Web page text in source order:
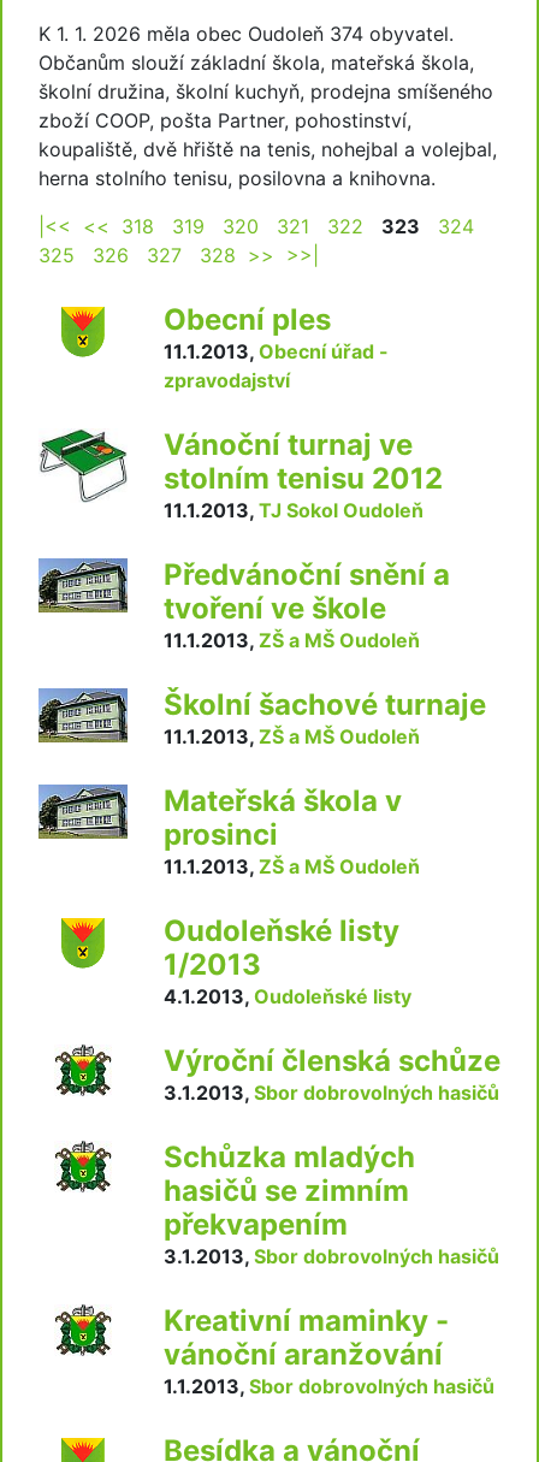
K 1. 1. 2026 měla obec Oudoleň 374 obyvatel.
Občanům slouží základní škola, mateřská škola,
školní družina, školní kuchyň, prodejna smíšeného
zboží COOP, pošta Partner, pohostinství,
koupaliště, dvě hřiště na tenis, nohejbal a volejbal,
herna stolního tenisu, posilovna a knihovna.
|<<
<< 318 319 320 321 322 323
324
325
326 327 328 >> >>|
Obecní ples
11.1.2013, Obecní úřad -
zpravodajství
Vánoční turnaj ve
stolním tenisu 2012
11.1.2013, TJ Sokol Oudoleň
Předvánoční snění a
tvoření ve škole
11.1.2013, ZŠ a MŠ Oudoleň
Školní šachové turnaje
11.1.2013, ZŠ a MŠ Oudoleň
Mateřská škola v
prosinci
11.1.2013, ZŠ a MŠ Oudoleň
Oudoleňské listy
1/2013
4.1.2013, Oudoleňské listy
Výroční členská schůze
3.1.2013, Sbor dobrovolných hasičů
Schůzka mladých
hasičů se zimním
překvapením
3.1.2013, Sbor dobrovolných hasičů
Kreativní maminky -
vánoční aranžování
1.1.2013, Sbor dobrovolných hasičů
Besídka a vánoční